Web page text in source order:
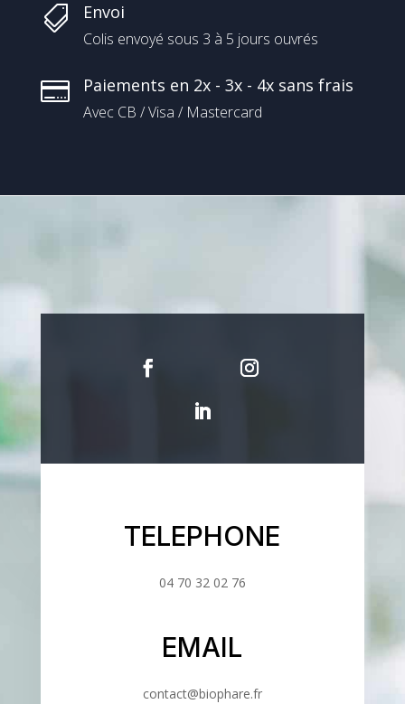
 Envoi
Colis envoyé sous 3 à 5 jours ouvrés
 Paiements en 2x - 3x - 4x sans frais
Avec CB / Visa / Mastercard
TELEPHONE
04 70 32 02 76
EMAIL
contact@biophare.fr